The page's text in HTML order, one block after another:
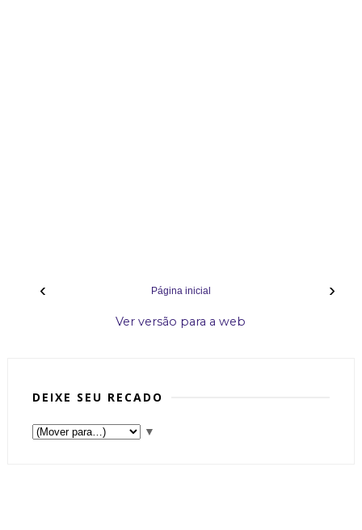
‹ ›
Página inicial
Ver versão para a web
DEIXE SEU RECADO
▼